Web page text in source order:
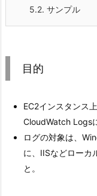
5.2. サンプル
目的
EC2インスタンス
CloudWatch Logs
ログの対象は、
に、IISなどローカ
と。